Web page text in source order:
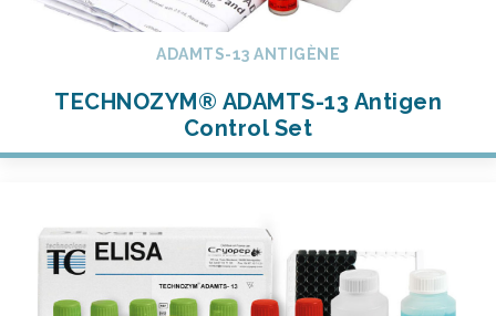
ADAMTS-13 ANTIGÈNE
TECHNOZYM® ADAMTS-13 Antigen
Control Set